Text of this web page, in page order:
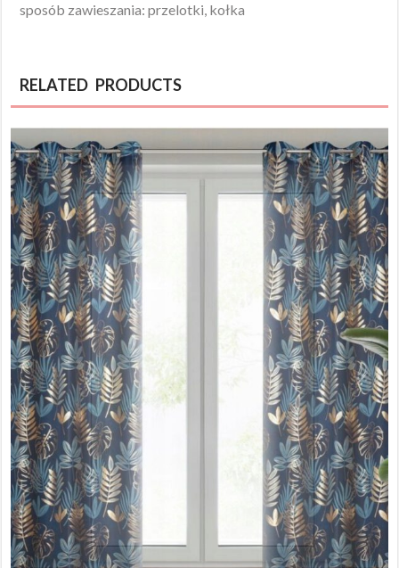
sposób zawieszania: przelotki, kołka
RELATED PRODUCTS